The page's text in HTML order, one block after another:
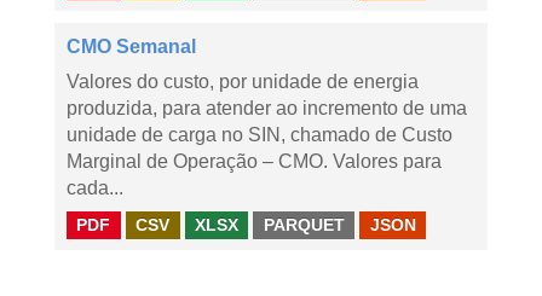
CMO Semanal
Valores do custo, por unidade de energia
produzida, para atender ao incremento de uma
unidade de carga no SIN, chamado de Custo
Marginal de Operação – CMO. Valores para
cada...
PDF CSV XLSX PARQUET JSON